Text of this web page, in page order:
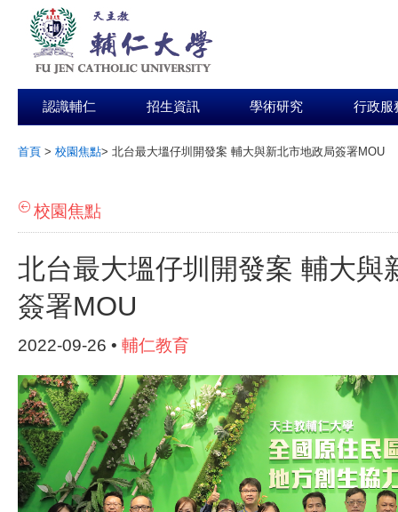
認識輔仁 招生資訊 學術研究 行政服
首頁 > 校園焦點> 北台最大塭仔圳開發案 輔大與新北市地政局簽署MOU
校園焦點
北台最大塭仔圳開發案 輔大與
簽署MOU
2022-09-26 • 輔仁教育